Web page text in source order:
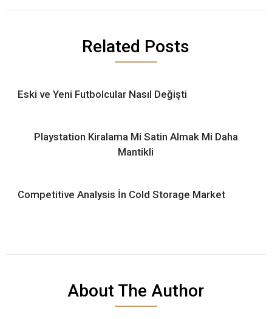
Related Posts
Eski ve Yeni Futbolcular Nasıl Değişti
Playstation Kiralama Mi Satin Almak Mi Daha
Mantikli
Competitive Analysis İn Cold Storage Market
About The Author